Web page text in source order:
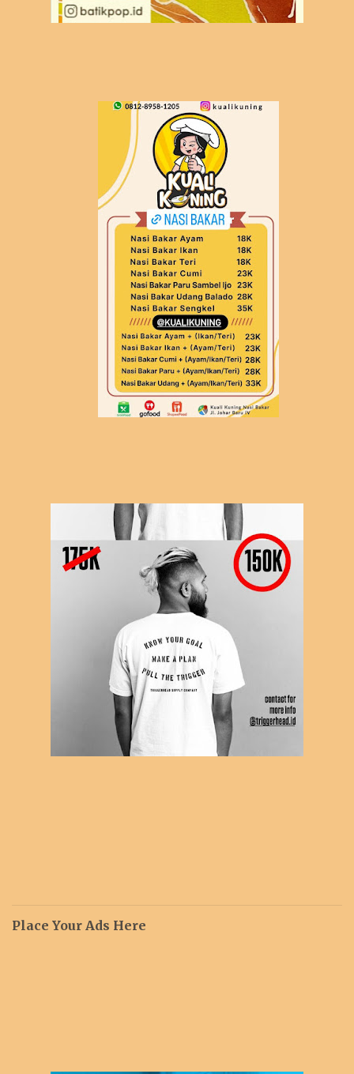
Place Your Ads Here